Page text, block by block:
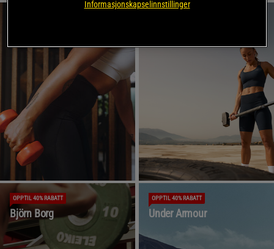
OPPTIL 40% RABATT
Björn Borg
OPPTIL 40% RABATT
Under Armour
Informasjonskapselinnstillinger